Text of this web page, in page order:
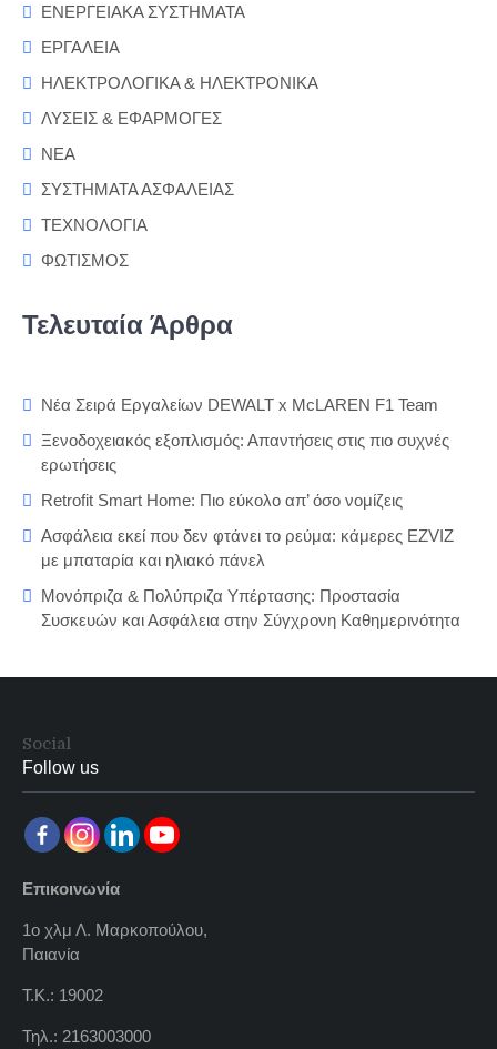
ΕΝΕΡΓΕΙΑΚΑ ΣΥΣΤΗΜΑΤΑ
ΕΡΓΑΛΕΙΑ
ΗΛΕΚΤΡΟΛΟΓΙΚΑ & ΗΛΕΚΤΡΟΝΙΚΑ
ΛΥΣΕΙΣ & ΕΦΑΡΜΟΓΕΣ
ΝΕΑ
ΣΥΣΤΗΜΑΤΑ ΑΣΦΑΛΕΙΑΣ
ΤΕΧΝΟΛΟΓΙΑ
ΦΩΤΙΣΜΟΣ
Τελευταία Άρθρα
Νέα Σειρά Εργαλείων DEWALT x McLAREN F1 Team
Ξενοδοχειακός εξοπλισμός: Απαντήσεις στις πιο συχνές
ερωτήσεις
Retrofit Smart Home: Πιο εύκολο απ’ όσο νομίζεις
Ασφάλεια εκεί που δεν φτάνει το ρεύμα: κάμερες EZVIZ
με μπαταρία και ηλιακό πάνελ
Μονόπριζα & Πολύπριζα Υπέρτασης: Προστασία
Συσκευών και Ασφάλεια στην Σύγχρονη Καθημερινότητα
Social
Follow us
Επικοινωνία
1ο χλμ Λ. Μαρκοπούλου,
Παιανία
Τ.Κ.: 19002
Τηλ.: 2163003000